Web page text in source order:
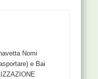
Nomi
e Bai